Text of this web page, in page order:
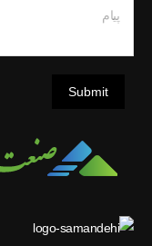
Submit